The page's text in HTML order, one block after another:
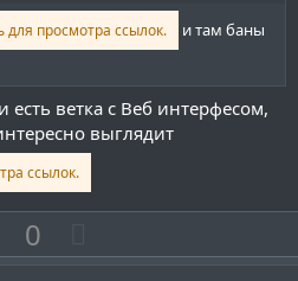
ы
й
г
о
л
о
с
ы
й
г
о
л
для просмотра ссылок.
и там баны
ветка с Веб интерфесом,
выглядит
ссылок.
П
о
0
е